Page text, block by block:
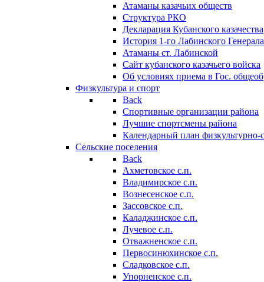
Атаманы казачьих обществ
Структура РКО
Декларация Кубанского казачества
История 1-го Лабинского
Атаманы ст. Лабинской
Cайт кубанского казачьего войска
Об условиях приема в Гос.
Физкультура и спорт
Back
Спортивные организации района
Лучшие спортсмены района
Календарный план
Сельские поселения
Back
Ахметовское с.п.
Владимирское с.п.
Вознесенское с.п.
Зассовское с.п.
Каладжинское с.п.
Лучевое с.п.
Отважненское с.п.
Первосинюхинское с.п.
Сладковское с.п.
Упорненское с.п.